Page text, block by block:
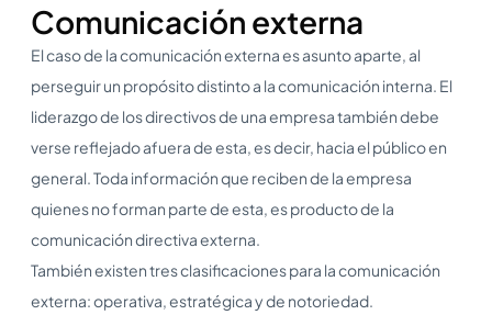
Comunicación externa
El caso de la comunicación externa es asunto aparte, al
perseguir un propósito distinto a la comunicación interna. El
liderazgo de los directivos de una empresa también debe
verse reflejado afuera de esta, es decir, hacia el público en
general. Toda información que reciben de la empresa
quienes no forman parte de esta, es producto de la
comunicación directiva externa.
También existen tres clasificaciones para la comunicación
externa: operativa, estratégica y de notoriedad.